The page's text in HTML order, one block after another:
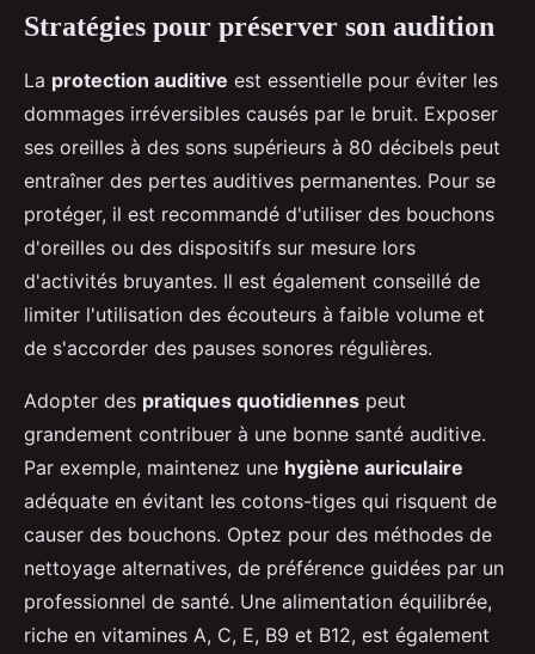
Stratégies pour préserver son audition
La protection auditive est essentielle pour éviter les
dommages irréversibles causés par le bruit. Exposer
ses oreilles à des sons supérieurs à 80 décibels peut
entraîner des pertes auditives permanentes. Pour se
protéger, il est recommandé d'utiliser des bouchons
d'oreilles ou des dispositifs sur mesure lors
d'activités bruyantes. Il est également conseillé de
limiter l'utilisation des écouteurs à faible volume et
de s'accorder des pauses sonores régulières.
Adopter des pratiques quotidiennes peut
grandement contribuer à une bonne santé auditive.
Par exemple, maintenez une hygiène auriculaire
adéquate en évitant les cotons-tiges qui risquent de
causer des bouchons. Optez pour des méthodes de
nettoyage alternatives, de préférence guidées par un
professionnel de santé. Une alimentation équilibrée,
riche en vitamines A, C, E, B9 et B12, est également